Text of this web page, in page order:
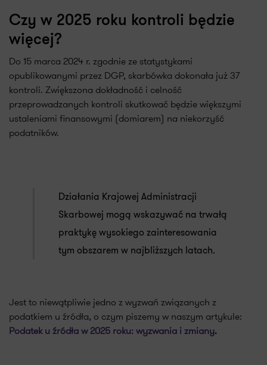
Czy w 2025 roku kontroli będzie
więcej?
Do 15 marca 2024 r. zgodnie ze statystykami
opublikowanymi przez DGP, skarbówka dokonała już 37
kontroli. Zwiększona dokładność i celność
przeprowadzanych kontroli skutkować będzie większymi
ustaleniami finansowymi (domiarem) na niekorzyść
podatników.
Działania Krajowej Administracji
Skarbowej mogą wskazywać na trwałą
praktykę wysokiego zainteresowania
tym obszarem w najbliższych latach.
Jest to niewątpliwie jedno z wyzwań związanych z
podatkiem u źródła, o czym piszemy w naszym artykule:
Podatek u źródła w 2025 roku: wyzwania i zmiany.